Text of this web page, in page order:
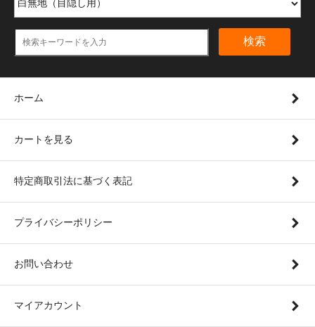
検索
ホーム
カートを見る
特定商取引法に基づく表記
プライバシーポリシー
お問い合わせ
マイアカウント